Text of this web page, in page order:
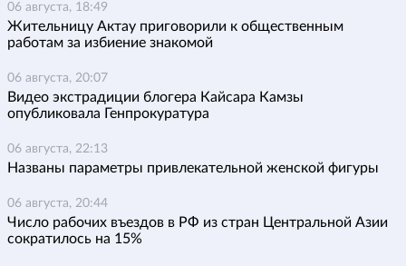
06 августа, 18:49
Жительницу Актау приговорили к общественным
работам за избиение знакомой
06 августа, 20:07
Видео экстрадиции блогера Кайсара Камзы
опубликовала Генпрокуратура
06 августа, 22:13
Названы параметры привлекательной женской фигуры
06 августа, 20:44
Число рабочих въездов в РФ из стран Центральной Азии
сократилось на 15%